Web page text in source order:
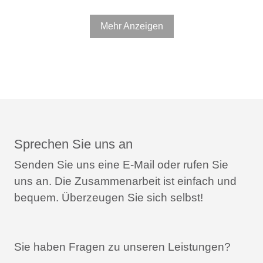
Mehr Anzeigen
Sprechen Sie uns an
Senden Sie uns eine E-Mail oder rufen Sie
uns an. Die Zusammenarbeit ist einfach und
bequem. Überzeugen Sie sich selbst!
Sie haben Fragen zu unseren Leistungen?